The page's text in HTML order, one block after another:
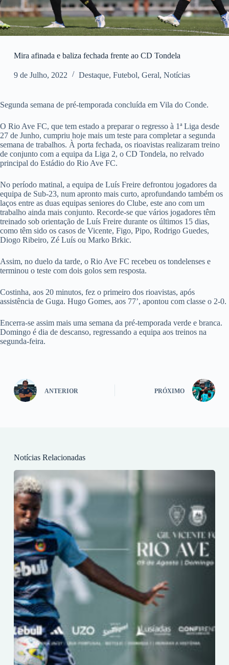
Mira afinada e baliza fechada frente ao CD Tondela
9 de Julho, 2022 Destaque, Futebol, Geral, Notícias
Segunda semana de pré-temporada concluída em Vila do Conde.
O Rio Ave FC, que tem estado a preparar o regresso à 1ª Liga desde
27 de Junho, cumpriu hoje mais um teste para completar a segunda
semana de trabalhos. À porta fechada, os rioavistas realizaram treino
de conjunto com a equipa da Liga 2, o CD Tondela, no relvado
principal do Estádio do Rio Ave FC.
No período matinal, a equipa de Luís Freire defrontou jogadores da
equipa de Sub-23, num apronto mais curto, aprofundando também os
laços entre as duas equipas seniores do Clube, este ano com um
trabalho ainda mais conjunto. Recorde-se que vários jogadores têm
treinado sob orientação de Luís Freire durante os últimos 15 dias,
como têm sido os casos de Vicente, Figo, Pipo, Rodrigo Guedes,
Diogo Ribeiro, Zé Luís ou Marko Brkic.
Assim, no duelo da tarde, o Rio Ave FC recebeu os tondelenses e
terminou o teste com dois golos sem resposta.
Costinha, aos 20 minutos, fez o primeiro dos rioavistas, após
assistência de Guga. Hugo Gomes, aos 77’, apontou com classe o 2-0.
Encerra-se assim mais uma semana da pré-temporada verde e branca.
Domingo é dia de descanso, regressando a equipa aos treinos na
segunda-feira.
ANTERIOR PRÓXIMO
Notícias Relacionadas